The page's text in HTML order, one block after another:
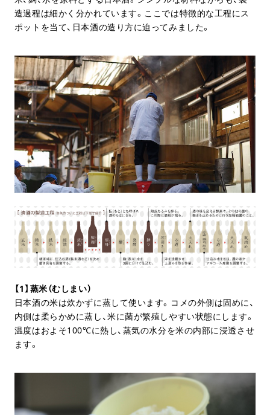
造過程は細かく分かれています。ここでは特徴的な工程にス
ポットを当て、日本酒の造り方に迫ってみました。
【1】蒸米（むしまい）
日本酒の米は炊かずに蒸して使います。コメの外側は固めに、
内側は柔らかめに蒸し、米に菌が繁殖しやすい状態にします。
温度はおよそ100℃に熱し、蒸気の水分を米の内部に浸透させ
ます。